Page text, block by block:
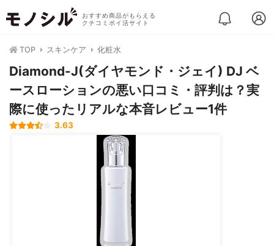
おすすめ商品がもらえる
クチコミポイ活サイト
TOP スキンケア 化粧水
Diamond-J(ダイヤモンド・ジェイ) DJ ベ
ースローションの悪い口コミ・評判は？実
際に使ったリアルな本音レビュー1件
3.63